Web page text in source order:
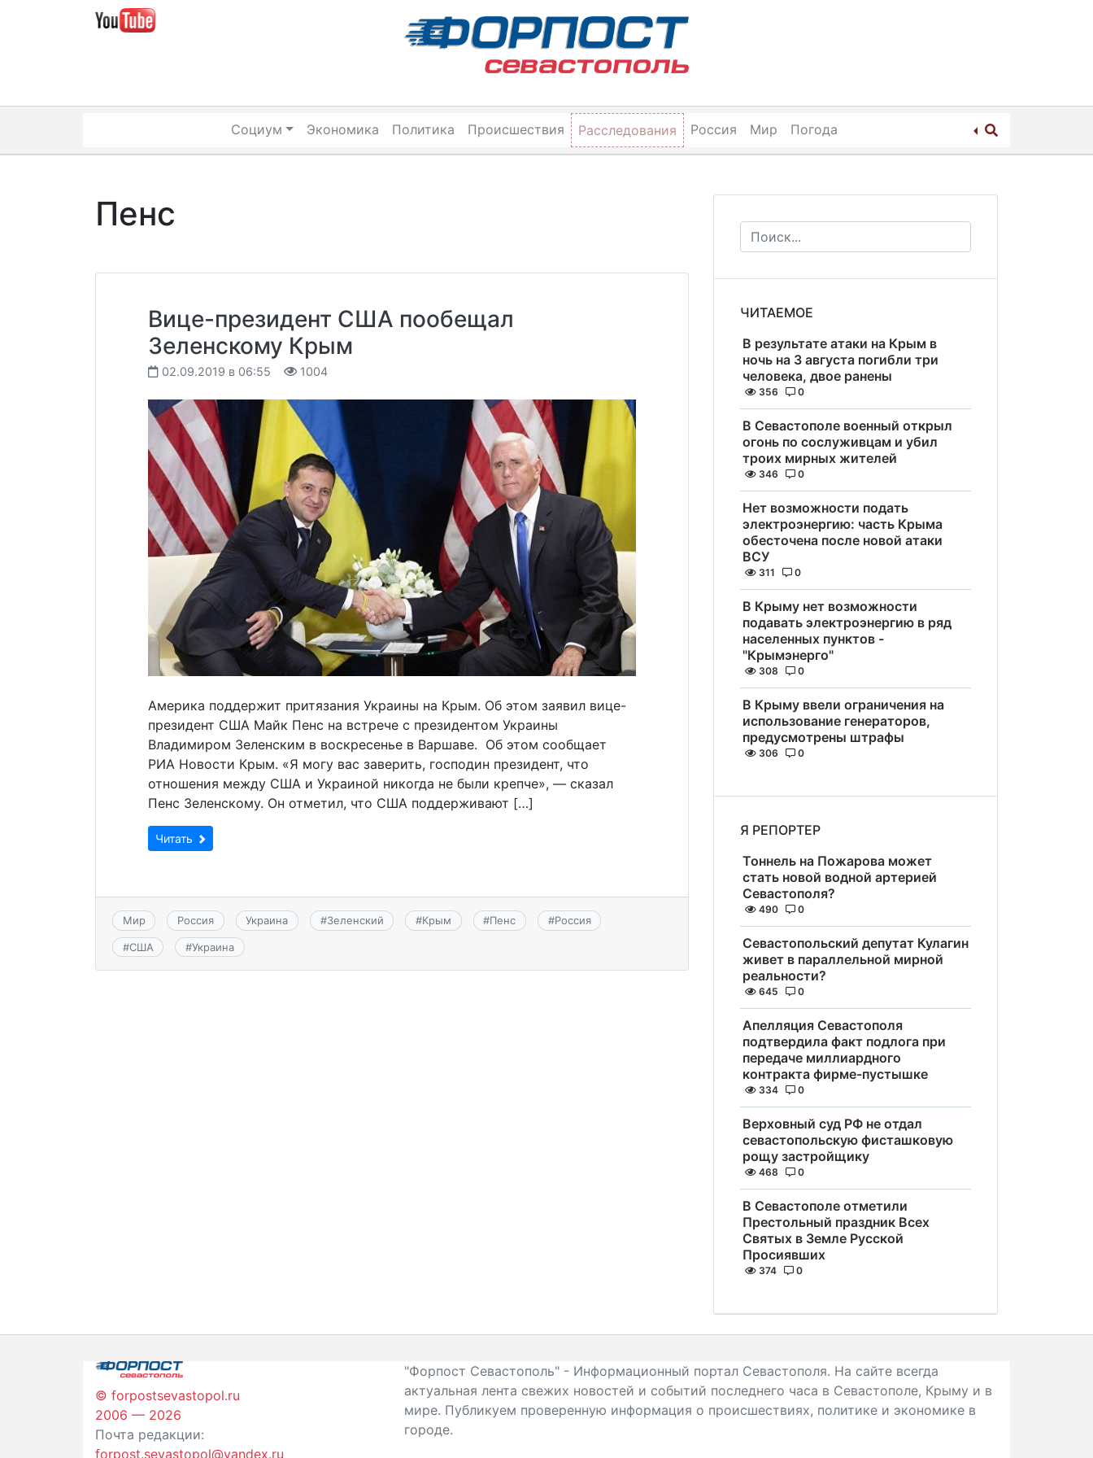
Социум Экономика Политика Происшествия Расследования Россия Мир Погода
Пенс
Вице-президент США пообещал
Зеленскому Крым
02.09.2019 в 06:55 1004
Америка поддержит притязания Украины на Крым. Об этом заявил вице-
президент США Майк Пенс на встрече с президентом Украины
Владимиром Зеленским в воскресенье в Варшаве. Об этом сообщает
РИА Новости Крым. «Я могу вас заверить, господин президент, что
отношения между США и Украиной никогда не были крепче», — сказал
Пенс Зеленскому. Он отметил, что США поддерживают […]
Читать
Мир Россия Украина #Зеленский #Крым #Пенс #Россия
#США #Украина
ЧИТАЕМОЕ
В результате атаки на Крым в
ночь на 3 августа погибли три
человека, двое ранены
356 0
В Севастополе военный открыл
огонь по сослуживцам и убил
троих мирных жителей
346 0
Нет возможности подать
электроэнергию: часть Крыма
обесточена после новой атаки
ВСУ
311 0
В Крыму нет возможности
подавать электроэнергию в ряд
населенных пунктов -
"Крымэнерго"
308 0
В Крыму ввели ограничения на
использование генераторов,
предусмотрены штрафы
306 0
Я РЕПОРТЕР
Тоннель на Пожарова может
стать новой водной артерией
Севастополя?
490 0
Севастопольский депутат Кулагин
живет в параллельной мирной
реальности?
645 0
Апелляция Севастополя
подтвердила факт подлога при
передаче миллиардного
контракта фирме-пустышке
334 0
Верховный суд РФ не отдал
севастопольскую фисташковую
рощу застройщику
468 0
В Севастополе отметили
Престольный праздник Всех
Святых в Земле Русской
Просиявших
374 0
© forpostsevastopol.ru
2006 — 2026
Почта редакции:
forpost.sevastopol@yandex.ru
"Форпост Севастополь" - Информационный портал Севастополя. На сайте всегда
актуальная лента свежих новостей и событий последнего часа в Севастополе, Крыму и в
мире. Публикуем проверенную информация о происшествиях, политике и экономике в
городе.